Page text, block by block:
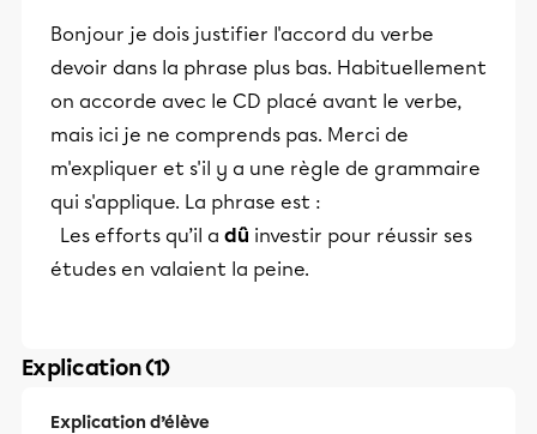
Bonjour je dois justifier l'accord du verbe
devoir dans la phrase plus bas. Habituellement
on accorde avec le CD placé avant le verbe,
mais ici je ne comprends pas. Merci de
m'expliquer et s'il y a une règle de grammaire
qui s'applique. La phrase est :
Les efforts qu’il a dû investir pour réussir ses
études en valaient la peine.
Explication (1)
Explication d’élève